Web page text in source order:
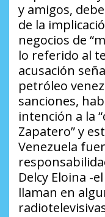
y amigos,
de la
negocios de
lo referido al
acusación
petróleo
sanciones,
intención a la
Zapatero” y
Venezuela
Delcy Eloina -
llaman en